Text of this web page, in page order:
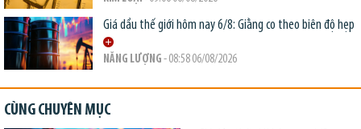
Giá dầu thế giới hôm nay 6/8: Giằng co theo biên độ hẹp
NĂNG LƯỢNG - 08:58 06/08/2026
CÙNG CHUYÊN MỤC